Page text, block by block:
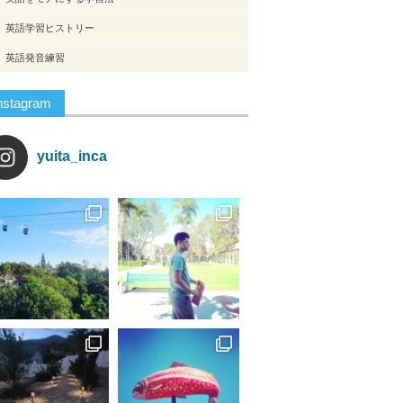
英語学習ヒストリー
英語発音練習
yuita_inca